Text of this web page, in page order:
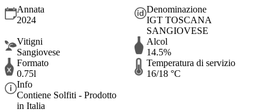
Annata
2024
Denominazione
IGT TOSCANA
SANGIOVESE
Vitigni
Sangiovese
Alcol
14.5%
Formato
0.75l
Temperatura di servizio
16/18 °C
Info
Contiene Solfiti - Prodotto
in Italia